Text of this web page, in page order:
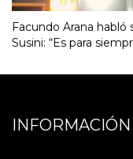
Facundo Arana habló
Susini: “Es para
INFORMACIÓN